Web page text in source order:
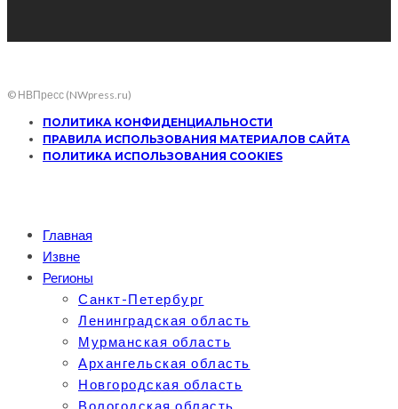
© НВПресс (NWpress.ru)
ПОЛИТИКА КОНФИДЕНЦИАЛЬНОСТИ
ПРАВИЛА ИСПОЛЬЗОВАНИЯ МАТЕРИАЛОВ САЙТА
ПОЛИТИКА ИСПОЛЬЗОВАНИЯ COOKIES
Главная
Извне
Регионы
Санкт-Петербург
Ленинградская область
Мурманская область
Архангельская область
Новгородская область
Вологодская область